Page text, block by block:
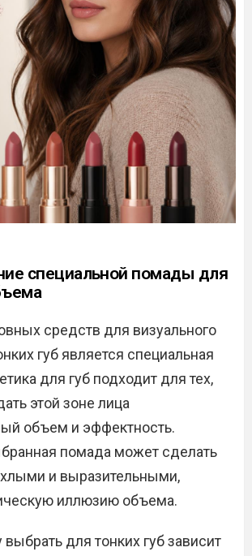
специальной помады для
средств для визуального
губ является специальная
для губ подходит для тех,
этой зоне лица
объем и эффектность.
помада может сделать
и выразительными,
иллюзию объема.
для тонких губ зависит